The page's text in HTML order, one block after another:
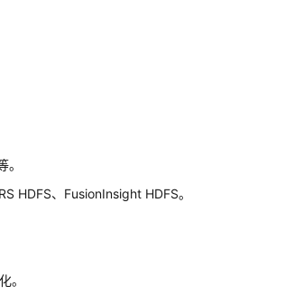
HDFS、FusionInsight HDFS。
。